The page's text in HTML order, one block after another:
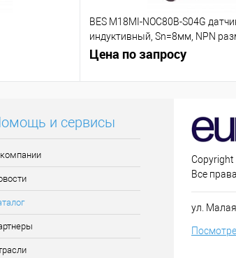
BES M18MI-NOC80B-S04G
индуктивный, Sn=8мм, NPN
контакт (NC)
Цена по запросу
и сервисы
Copyright
Все
ул.